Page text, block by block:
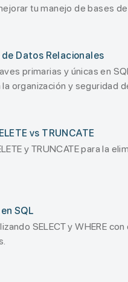
tu manejo de bases
de Datos Relacionales
primarias y únicas en
organización y seguridad
vs TRUNCATE
y TRUNCATE para la
SQL
SELECT y WHERE